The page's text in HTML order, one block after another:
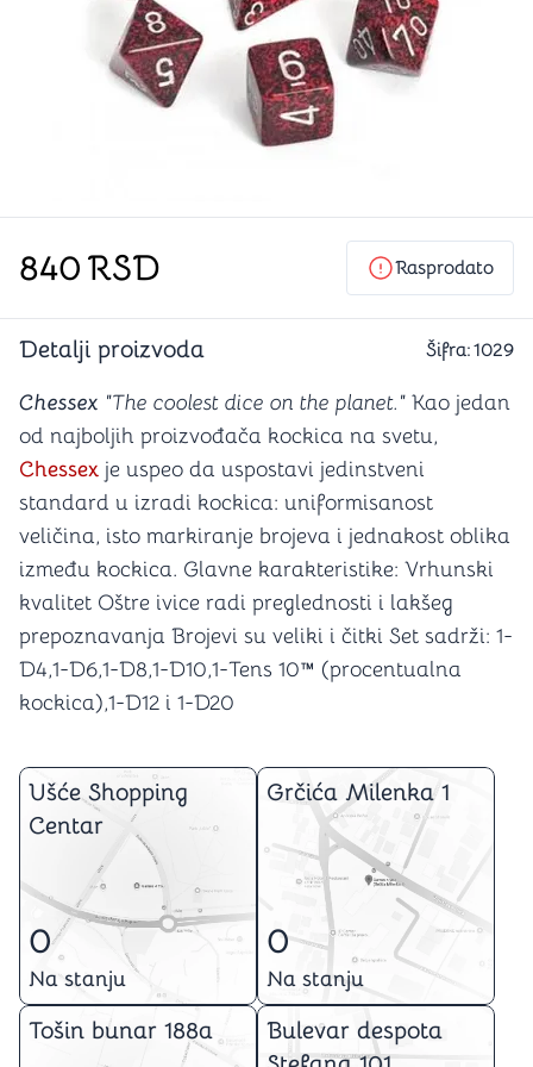
840RSD Rasprodato
Detalji proizvoda Šifra:1029
Chessex "The coolest dice on the planet." Kao jedan
od najboljih proizvođača kockica na svetu,
Chessex je uspeo da uspostavi jedinstveni
standard u izradi kockica: uniformisanost
veličina, isto markiranje brojeva i jednakost oblika
između kockica. Glavne karakteristike: Vrhunski
kvalitet Oštre ivice radi preglednosti i lakšeg
prepoznavanja Brojevi su veliki i čitki Set sadrži: 1-
D4,1-D6,1-D8,1-D10,1-Tens 10™ (procentualna
kockica),1-D12 i 1-D20
Ušće Shopping
Centar
0
Na stanju
Grčića Milenka 1
0
Na stanju
Tošin bunar 188a
Bulevar despota